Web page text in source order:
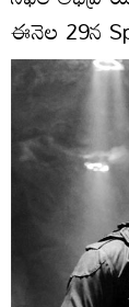
ఈనెల 29న